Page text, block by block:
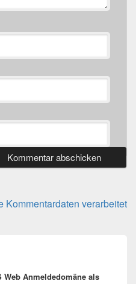
Kommentardaten verarbeitet
Web Anmeldedomäne als